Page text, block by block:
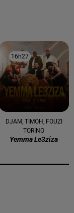
16h27
16h27
DJAM, TIMOH, FOUZI
TORINO
Yemma Le3ziza